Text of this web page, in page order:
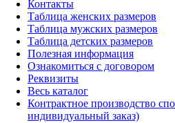
Контакты
Таблица женских размеров
Таблица мужских размеров
Таблица детских размеров
Полезная информация
Ознакомиться с договором
Реквизиты
Весь каталог
Контрактное производство
индивидуальный заказ)